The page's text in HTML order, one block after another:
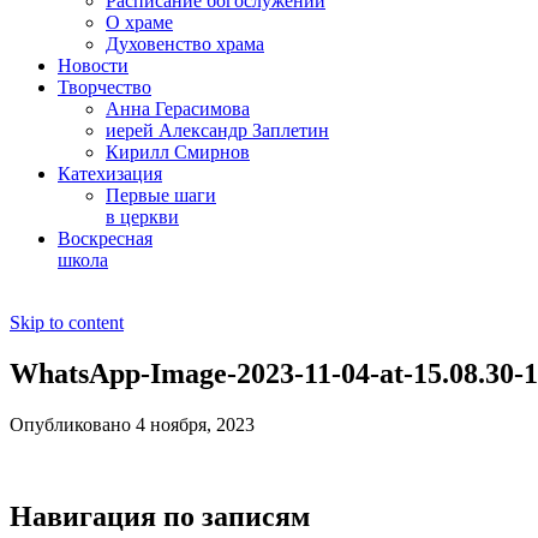
О храме
Духовенство храма
Новости
Творчество
Анна Герасимова
иерей Александр Заплетин
Кирилл Смирнов
Катехизация
Первые шаги
в церкви
Воскресная
школа
Skip to content
WhatsApp-Image-2023-11-04-at-15.08.30-
Опубликовано 4 ноября, 2023
Навигация по записям